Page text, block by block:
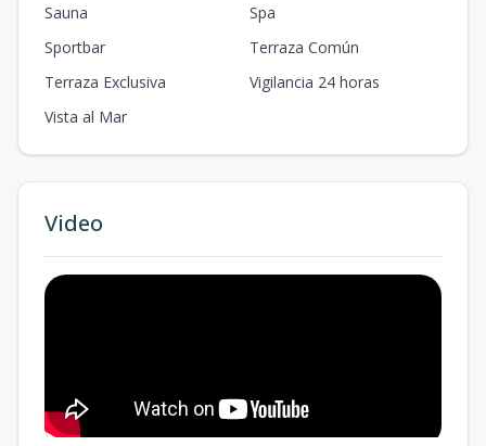
Sauna
Spa
Sportbar
Terraza Común
Terraza Exclusiva
Vigilancia 24 horas
Vista al Mar
Video